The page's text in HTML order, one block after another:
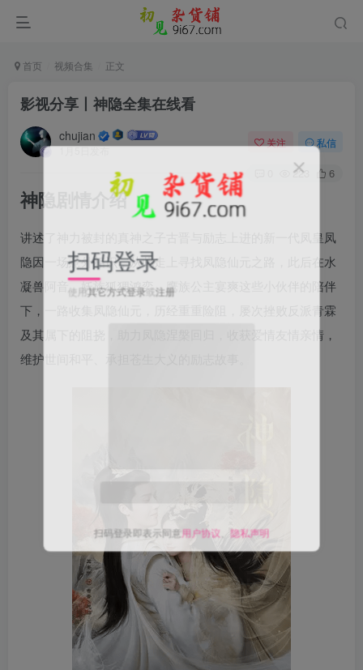
首页 视频合集 正文
影视分享丨神隐全集在线看
chujian
1月5日发布
关注 私信
223 6
神隐剧情介绍
讲述了神力被封的真神之子古晋与励志上进的新一代凤皇凤
隐因一场意外相识，从此走上寻找凤隐仙元之路，此后在水
凝兽阿音、妖族狐狸鸿奕、鹰族公主宴爽这些小伙伴的陪伴
下，一路收集凤隐仙元，历经重重险阻，屡次挫败反派青霖
及其属下的阻挠，助力凤隐涅槃回归，收获爱情友情亲情，
维护世间和平、承担苍生大义的励志故事。
扫码登录
使用其它方式登录或注册
关注公众号后发送
请输入验证码
登录
扫码登录即表示同意用户协议 隐私声明